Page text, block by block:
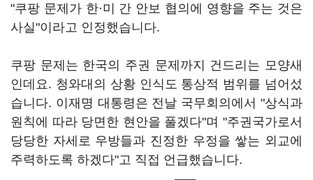
"쿠팡 문제가 한·미 간 안보 협의에 영향을 주는 것은
사실"이라고 인정했습니다.
쿠팡 문제는 한국의 주권 문제까지 건드리는 모양새
인데요. 청와대의 상황 인식도 통상적 범위를 넘어섰
습니다. 이재명 대통령은 전날 국무회의에서 "상식과
원칙에 따라 당면한 현안을 풀겠다"며 "주권국가로서
당당한 자세로 우방들과 진정한 우정을 쌓는 외교에
주력하도록 하겠다"고 직접 언급했습니다.